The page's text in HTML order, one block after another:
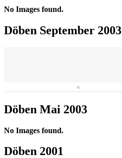
No Images found.
Döben September 2003
«
Döben Mai 2003
No Images found.
Döben 2001